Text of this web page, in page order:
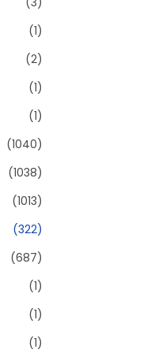
(1)
(2)
(1)
(1)
(1040)
(1038)
(1013)
(322)
(687)
(1)
(1)
(1)